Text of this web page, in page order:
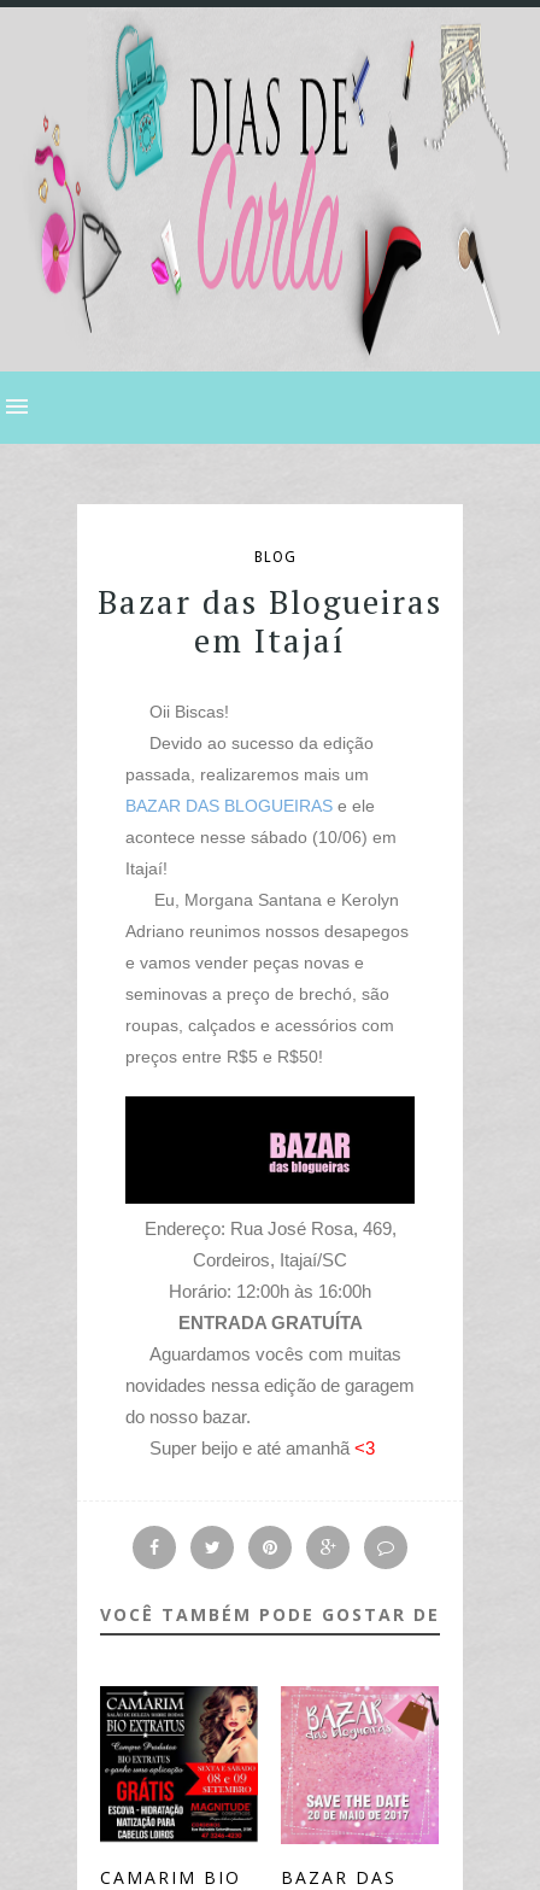
BLOG
Bazar das Blogueiras
em Itajaí
Oii Biscas!
Devido ao sucesso da edição
passada, realizaremos mais um
BAZAR DAS BLOGUEIRAS e ele
acontece nesse sábado (10/06) em
Itajaí!
Eu, Morgana Santana e Kerolyn
Adriano reunimos nossos desapegos
e vamos vender peças novas e
seminovas a preço de brechó, são
roupas, calçados e acessórios com
preços entre R$5 e R$50!
Endereço: Rua José Rosa, 469,
Cordeiros, Itajaí/SC
Horário: 12:00h às 16:00h
ENTRADA GRATUÍTA
Aguardamos vocês com muitas
novidades nessa edição de garagem
do nosso bazar.
Super beijo e até amanhã <3
VOCÊ TAMBÉM PODE GOSTAR DE
CAMARIM BIO
BAZAR DAS